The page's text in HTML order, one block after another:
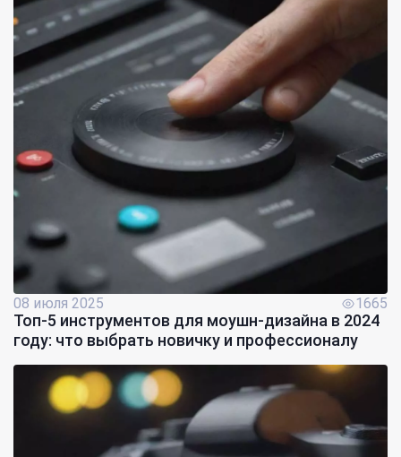
08 июля 2025 1665
Топ-5 инструментов для моушн-дизайна в 2024
году: что выбрать новичку и профессионалу